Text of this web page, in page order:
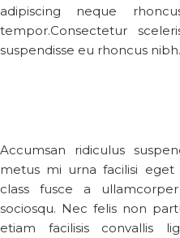
adipiscing neque
tempor.Consectetur
suspendisse eu rhoncus nibh.
Accumsan ridiculus
metus mi urna facilisi
class fusce a
sociosqu. Nec felis non
etiam facilisis convallis